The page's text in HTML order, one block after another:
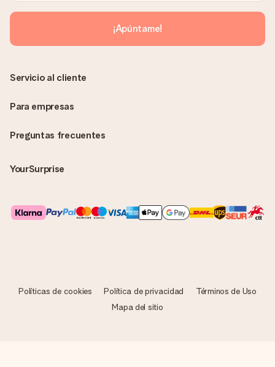
enviará únicamente por correo electrónico. El regalo se enviará
sin ninguna información adicional Así, evitaremos que la
persona que recibe el regalo la vea. ¡No le enviaremos nada
más que su increíble regalo! ¿Quieres que sepa quién se lo
¡Apúntame!
Preguntas frecuentes
YourSurprise
Servicio al cliente
Para empresas
Políticas de cookies Política de privacidad
Términos de Uso
Mapa del sitio